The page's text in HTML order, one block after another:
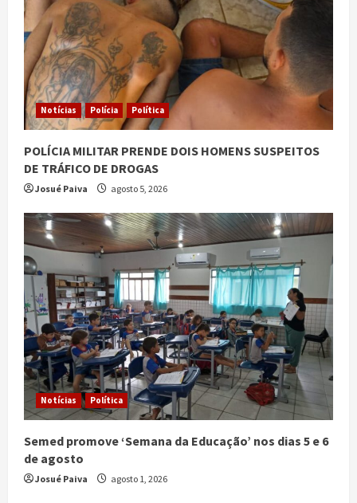
Notícias Polícia Política
POLÍCIA MILITAR PRENDE DOIS HOMENS SUSPEITOS
DE TRÁFICO DE DROGAS
Josué Paiva agosto 5, 2026
Notícias Política
Semed promove ‘Semana da Educação’ nos dias 5 e 6
de agosto
Josué Paiva agosto 1, 2026